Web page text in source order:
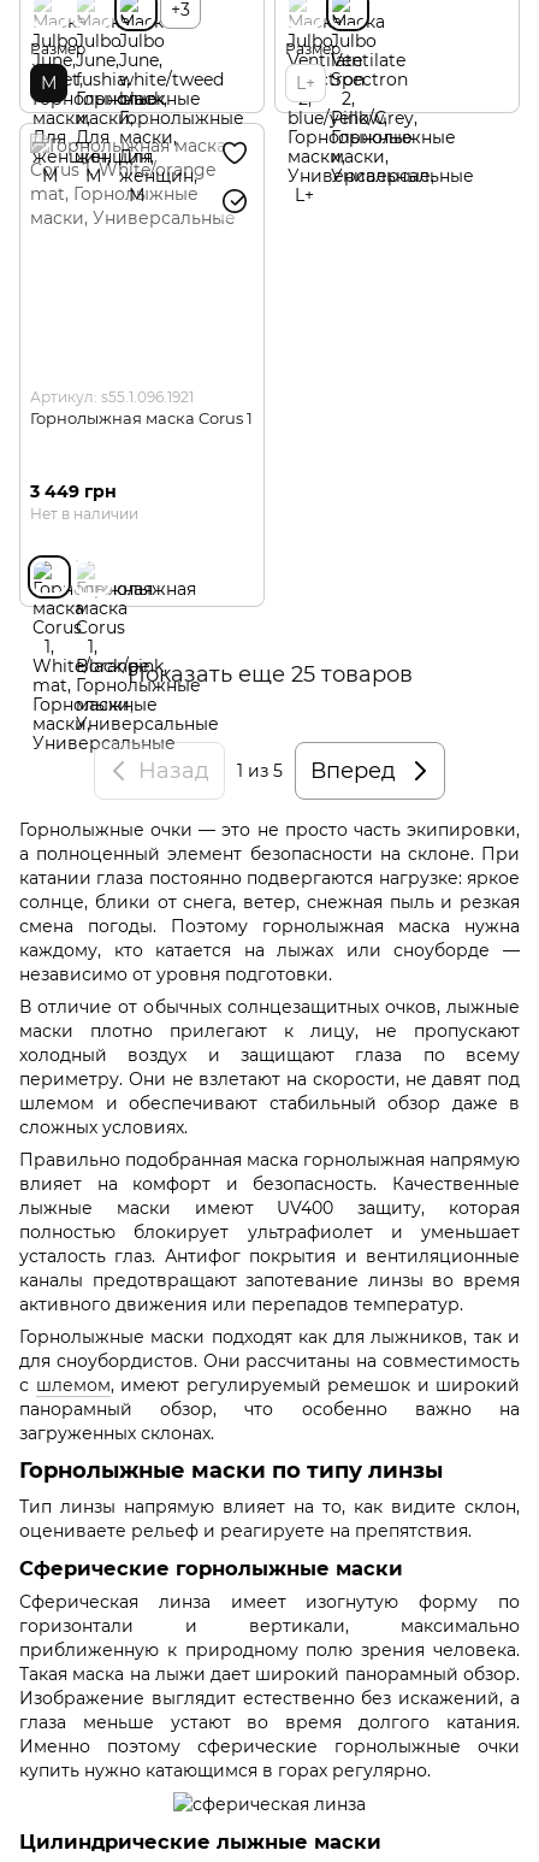
+3
Размер
М
Размер
L+
Артикул: s55.1.096.1921
Горнолыжная маска Corus 1
3 449 грн
Нет в наличии
Показать еще 25 товаров
Назад 1 из 5 Вперед
Горнолыжные очки — это не просто часть экипировки,
а полноценный элемент безопасности на склоне. При
катании глаза постоянно подвергаются нагрузке: яркое
солнце, блики от снега, ветер, снежная пыль и резкая
смена погоды. Поэтому горнолыжная маска нужна
каждому, кто катается на лыжах или сноуборде —
независимо от уровня подготовки.
В отличие от обычных солнцезащитных очков, лыжные
маски плотно прилегают к лицу, не пропускают
холодный воздух и защищают глаза по всему
периметру. Они не взлетают на скорости, не давят под
шлемом и обеспечивают стабильный обзор даже в
сложных условиях.
Правильно подобранная маска горнолыжная напрямую
влияет на комфорт и безопасность. Качественные
лыжные маски имеют UV400 защиту, которая
полностью блокирует ультрафиолет и уменьшает
усталость глаз. Антифог покрытия и вентиляционные
каналы предотвращают запотевание линзы во время
активного движения или перепадов температур.
Горнолыжные маски подходят как для лыжников, так и
для сноубордистов. Они рассчитаны на совместимость
с шлемом, имеют регулируемый ремешок и широкий
панорамный обзор, что особенно важно на
загруженных склонах.
Горнолыжные маски по типу линзы
Тип линзы напрямую влияет на то, как видите склон,
оцениваете рельеф и реагируете на препятствия.
Сферические горнолыжные маски
Сферическая линза имеет изогнутую форму по
горизонтали и вертикали, максимально
приближенную к природному полю зрения человека.
Такая маска на лыжи дает широкий панорамный обзор.
Изображение выглядит естественно без искажений, а
глаза меньше устают во время долгого катания.
Именно поэтому сферические горнолыжные очки
купить нужно катающимся в горах регулярно.
Цилиндрические лыжные маски